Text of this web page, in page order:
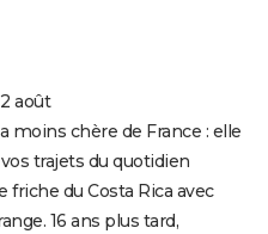
août
moins chère de France : elle
trajets du quotidien
friche du Costa Rica avec
16 ans plus tard,